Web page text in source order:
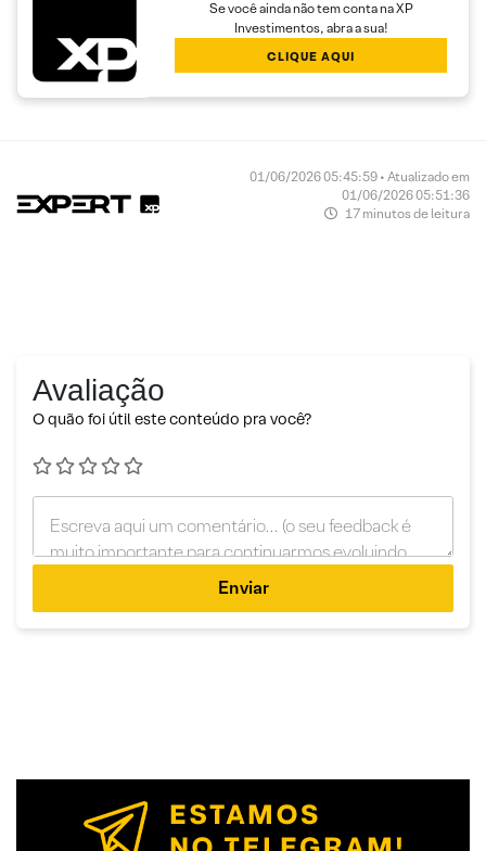
Se você ainda não tem conta na XP
Investimentos, abra a sua!
CLIQUE AQUI
01/06/2026 05:45:59 • Atualizado em
01/06/2026 05:51:36
17 minutos de leitura
Avaliação
O quão foi útil este conteúdo pra você?
Enviar